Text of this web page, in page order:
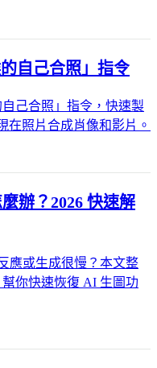
自己合照」指令
己合照」指令，快速製
在照片合成肖像和影片。
辦？2026 快速解
應或生成很慢？本文整
你快速恢復 AI 生圖功